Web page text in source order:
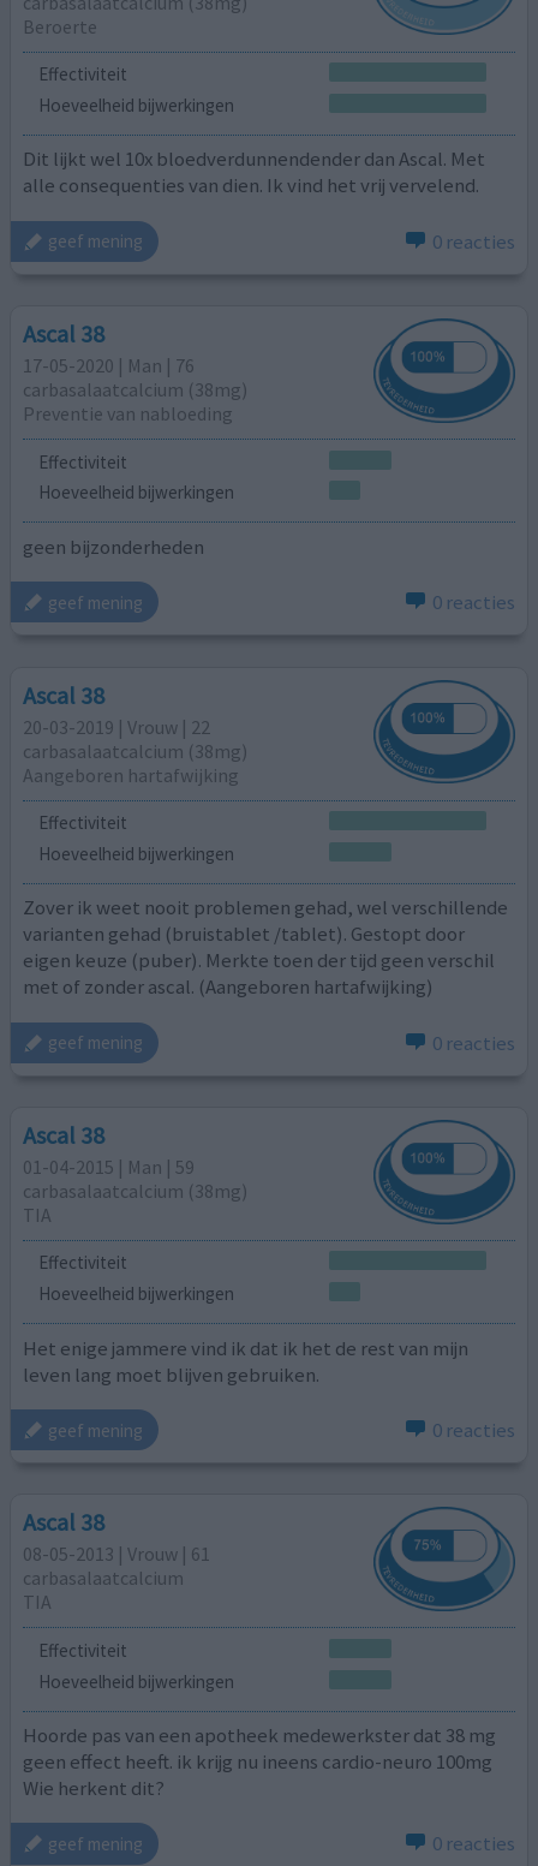
Beroerte
Effectiviteit
Hoeveelheid bijwerkingen
Dit lijkt wel 10x bloedverdunnendender dan Ascal. Met
alle consequenties van dien. Ik vind het vrij vervelend.
geef mening 0 reacties
Ascal 38
17-05-2020 | Man | 76
carbasalaatcalcium (38mg)
Preventie van nabloeding
Effectiviteit
Hoeveelheid bijwerkingen
geen bijzonderheden
geef mening 0 reacties
Ascal 38
20-03-2019 | Vrouw | 22
carbasalaatcalcium (38mg)
Aangeboren hartafwijking
Effectiviteit
Hoeveelheid bijwerkingen
Zover ik weet nooit problemen gehad, wel verschillende
varianten gehad (bruistablet /tablet). Gestopt door
eigen keuze (puber). Merkte toen der tijd geen verschil
met of zonder ascal. (Aangeboren hartafwijking)
geef mening 0 reacties
Ascal 38
01-04-2015 | Man | 59
carbasalaatcalcium (38mg)
TIA
Effectiviteit
Hoeveelheid bijwerkingen
Het enige jammere vind ik dat ik het de rest van mijn
leven lang moet blijven gebruiken.
geef mening 0 reacties
Ascal 38
08-05-2013 | Vrouw | 61
carbasalaatcalcium
TIA
Effectiviteit
Hoeveelheid bijwerkingen
Hoorde pas van een apotheek medewerkster dat 38 mg
geen effect heeft. ik krijg nu ineens cardio-neuro 100mg
Wie herkent dit?
geef mening 0 reacties